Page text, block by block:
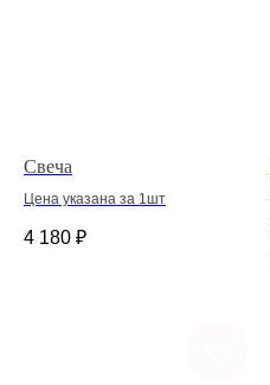
Свеча
Цена указана за 1шт
4 180 ₽